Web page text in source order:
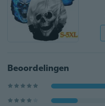
Beoordelingen